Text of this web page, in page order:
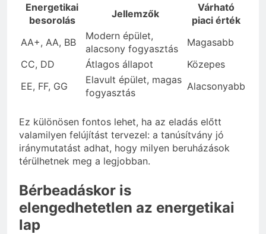
Energetikai
besorolás
Jellemzők
Várható
piaci érték
AA+, AA, BB
Modern épület,
alacsony fogyasztás
Magasabb
CC, DD
Átlagos állapot
Közepes
EE, FF, GG
Elavult épület, magas
fogyasztás
Alacsonyabb
Ez különösen fontos lehet, ha az eladás előtt
valamilyen felújítást tervezel: a tanúsítvány jó
iránymutatást adhat, hogy milyen beruházások
térülhetnek meg a legjobban.
Bérbeadáskor is
elengedhetetlen az energetikai
lap